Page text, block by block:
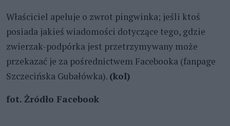
Właściciel apeluje o zwrot pingwinka; jeśli ktoś
posiada jakieś wiadomości dotyczące tego, gdzie
zwierzak-podpórka jest przetrzymywany może
przekazać je za pośrednictwem Facebooka (fanpage
Szczecińska Gubałówka). (kol)
fot. Żródło Facebook